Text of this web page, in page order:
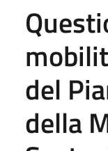
del
della